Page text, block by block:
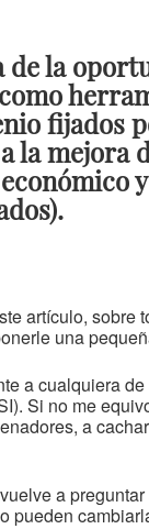
la
fijados
la
artículo,
una
a cualquiera
Si no me
a
a